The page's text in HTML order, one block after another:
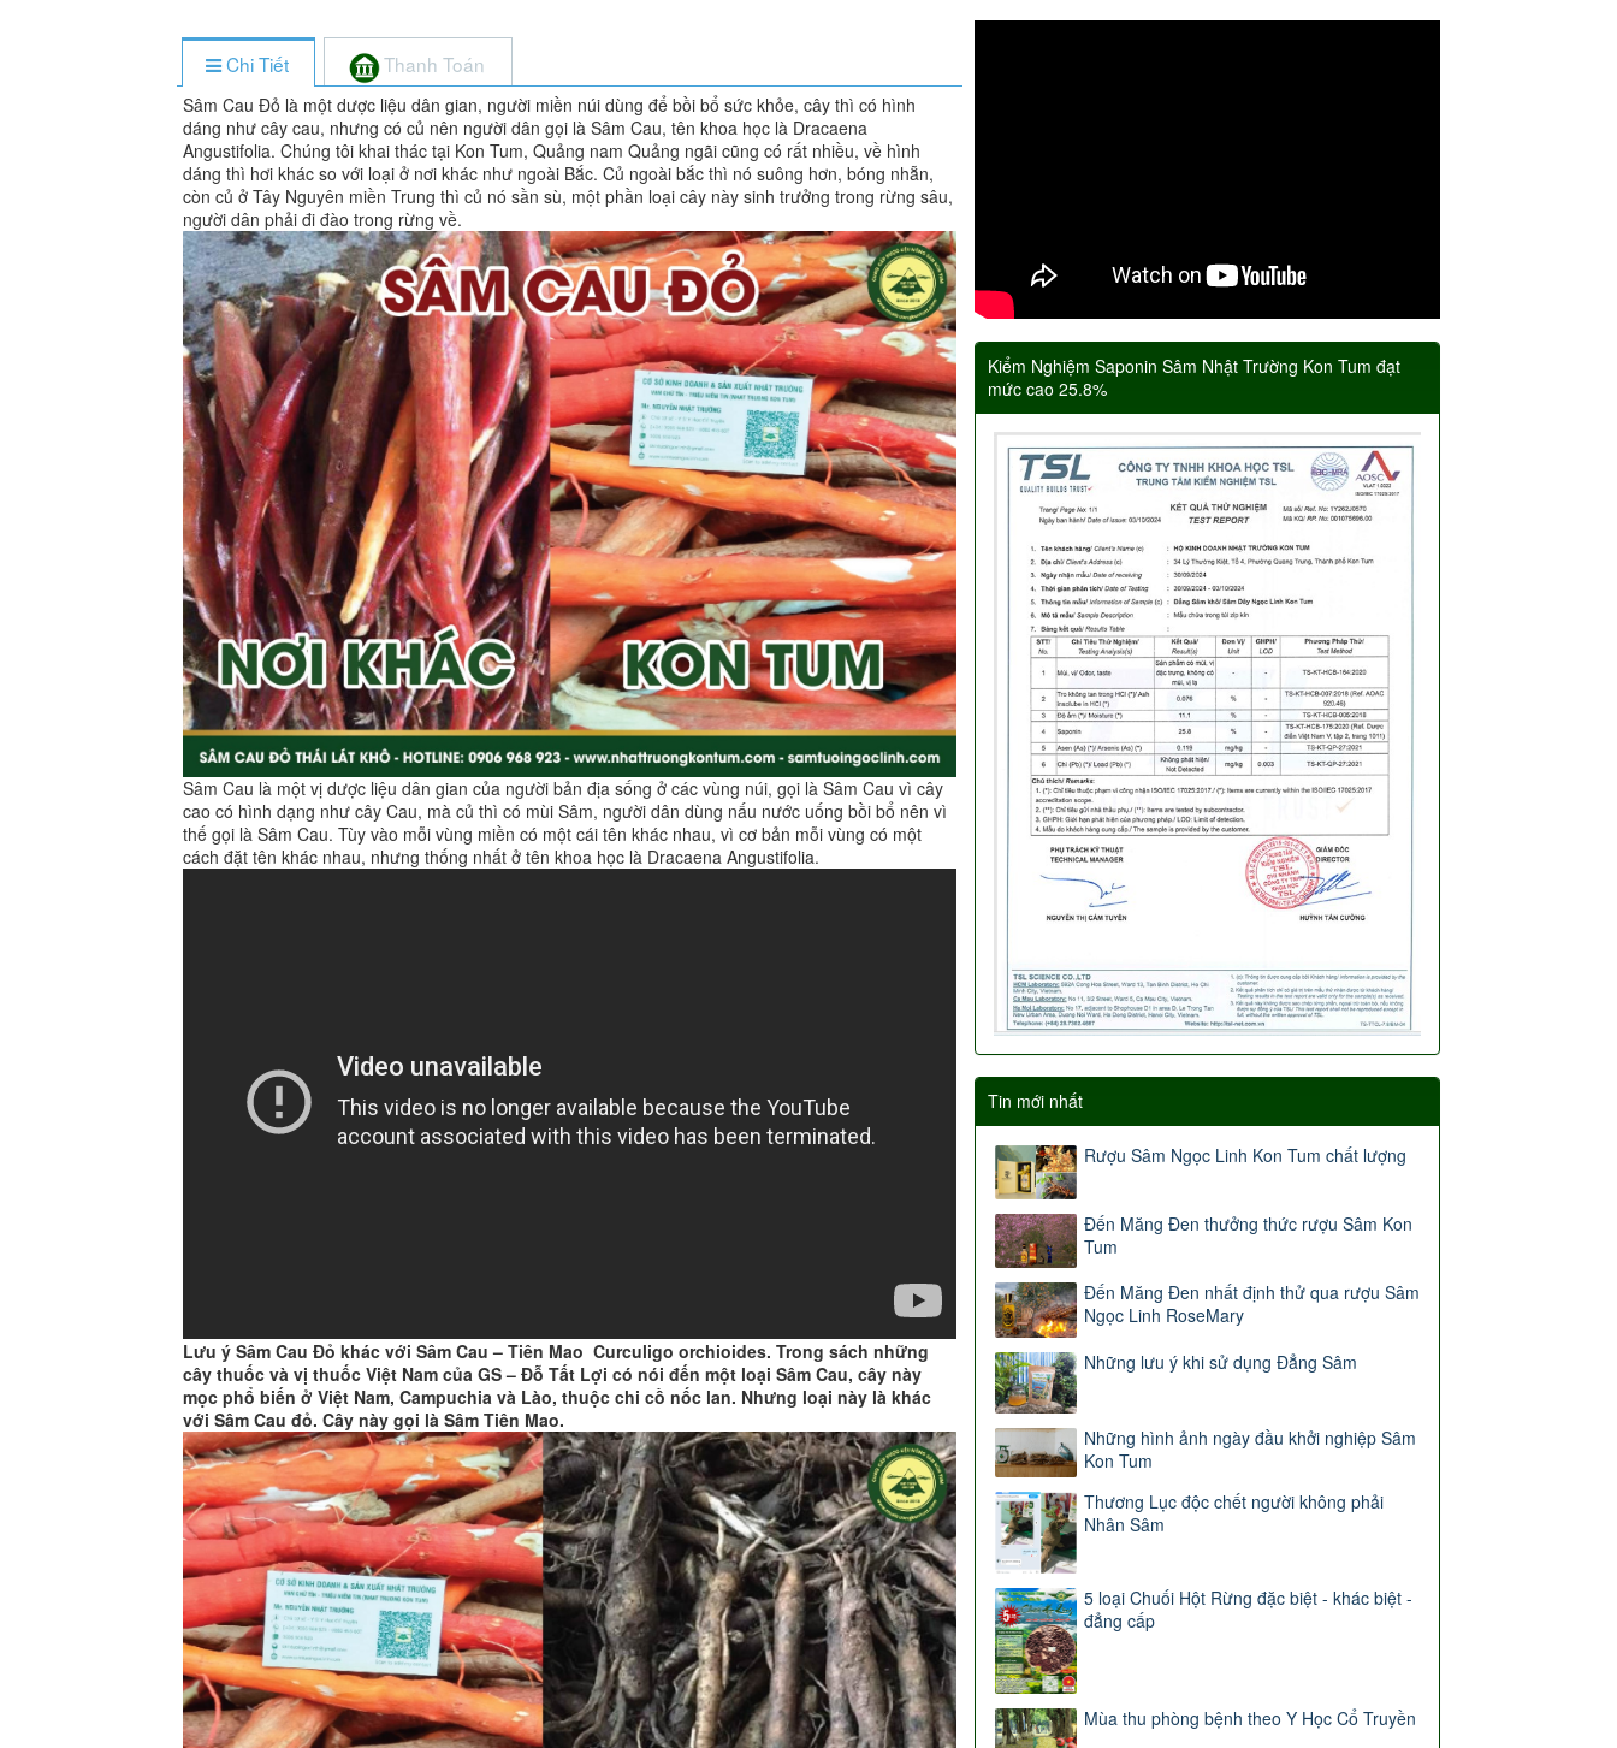
Chi Tiết Thanh Toán
Sâm Cau Đỏ là một dược liệu dân gian, người miền núi dùng để bồi bổ sức khỏe, cây thì có hình
dáng như cây cau, nhưng có củ nên người dân gọi là Sâm Cau, tên khoa học là Dracaena
Angustifolia. Chúng tôi khai thác tại Kon Tum, Quảng nam Quảng ngãi cũng có rất nhiều, về hình
dáng thì hơi khác so với loại ở nơi khác như ngoài Bắc. Củ ngoài bắc thì nó suông hơn, bóng nhẵn,
còn củ ở Tây Nguyên miền Trung thì củ nó sần sù, một phần loại cây này sinh trưởng trong rừng sâu,
người dân phải đi đào trong rừng về.
Sâm Cau là một vị dược liệu dân gian của người bản địa sống ở các vùng núi, gọi là Sâm Cau vì cây
cao có hình dạng như cây Cau, mà củ thì có mùi Sâm, người dân dùng nấu nước uống bồi bổ nên vì
thế gọi là Sâm Cau. Tùy vào mỗi vùng miền có một cái tên khác nhau, vì cơ bản mỗi vùng có một
cách đặt tên khác nhau, nhưng thống nhất ở tên khoa học là Dracaena Angustifolia.
Lưu ý Sâm Cau Đỏ khác với Sâm Cau – Tiên Mao Curculigo orchioides. Trong sách những
cây thuốc và vị thuốc Việt Nam của GS – Đỗ Tất Lợi có nói đến một loại Sâm Cau, cây này
mọc phổ biến ở Việt Nam, Campuchia và Lào, thuộc chi cồ nốc lan. Nhưng loại này là khác
với Sâm Cau đỏ. Cây này gọi là Sâm Tiên Mao.
Kiểm Nghiệm Saponin Sâm Nhật Trường Kon Tum đạt
mức cao 25.8%
Tin mới nhất
Rượu Sâm Ngọc Linh Kon Tum chất lượng
Đến Măng Đen thưởng thức rượu Sâm Kon
Tum
Đến Măng Đen nhất định thử qua rượu Sâm
Ngọc Linh RoseMary
Những lưu ý khi sử dụng Đẳng Sâm
Những hình ảnh ngày đầu khởi nghiệp Sâm
Kon Tum
Thương Lục độc chết người không phải
Nhân Sâm
5 loại Chuối Hột Rừng đặc biệt - khác biệt -
đẳng cấp
Mùa thu phòng bệnh theo Y Học Cổ Truyền